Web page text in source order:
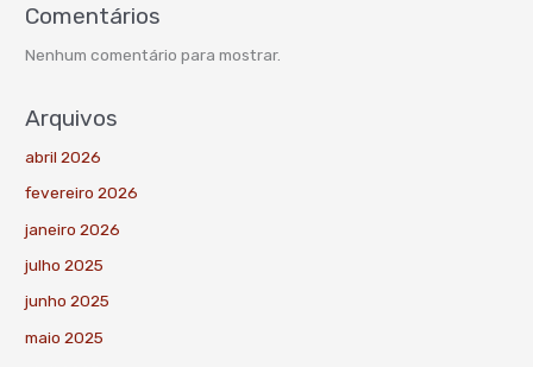
Comentários
Nenhum comentário para mostrar.
Arquivos
abril 2026
fevereiro 2026
janeiro 2026
julho 2025
junho 2025
maio 2025